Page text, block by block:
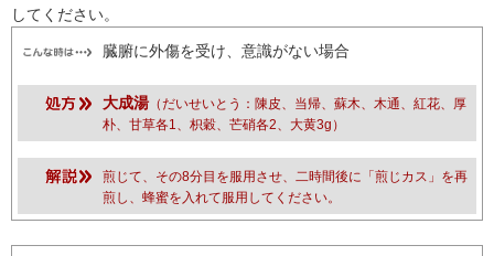
してください。
臓腑に外傷を受け、意識がない場合
大成湯 （だいせいとう：陳皮、当帰、蘇木、木通、紅花、厚
朴、甘草各1、枳穀、芒硝各2、大黄3g）
煎じて、その8分目を服用させ、二時間後に「煎じカス」を再
煎し、蜂蜜を入れて服用してください。